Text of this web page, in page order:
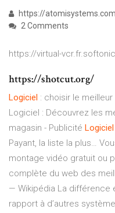
https://
2 Comments
https://virtual-
https://shotcut.org/
Logiciel : choisir le
Logiciel : Découvrez les
magasin - Publicité Logiciel
Payant, la liste la plus…
montage vidéo gratuit ou
complète du web des
— Wikipédia La différence
rapport à d’autres